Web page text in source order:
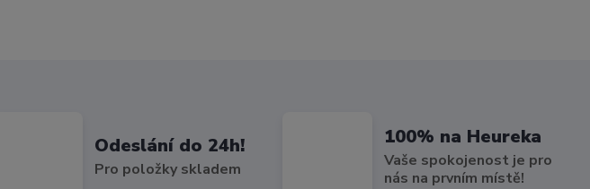
Odeslání do 24h!
Pro položky skladem
100% na Heureka
Vaše spokojenost je pro
nás na prvním místě!